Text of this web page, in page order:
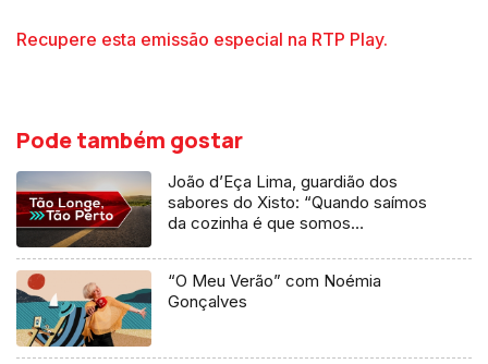
Recupere esta emissão especial na RTP Play.
Pode também gostar
João d’Eça Lima, guardião dos
sabores do Xisto: “Quando saímos
da cozinha é que somos
“O Meu Verão” com Noémia
Gonçalves